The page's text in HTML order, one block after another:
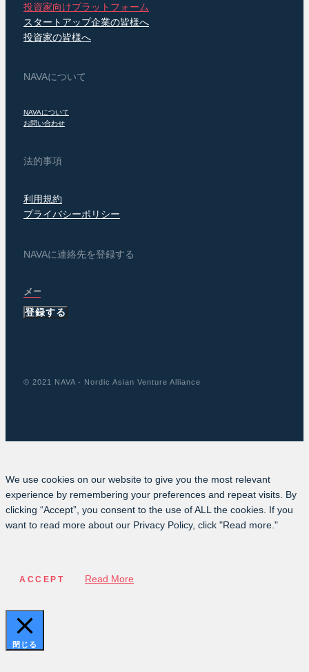
投資家向けプラットフォーム
スタートアップ企業の皆様へ
投資家の皆様へ
NAVAについて
NAVAについて
お問い合わせ
法的事項
利用規約
プライバシーポリシー
NAVAに連絡先を登録する
登録する
© 2021 NAVA - Nordic Asian Venture Alliance
We use cookies on our website to give you the most relevant
experience by remembering your preferences and repeat visits. By
clicking “Accept”, you consent to the use of ALL the cookies. If you
want to read more about our Privacy Policy, click "Read more."
ACCEPT Read More
閉じる